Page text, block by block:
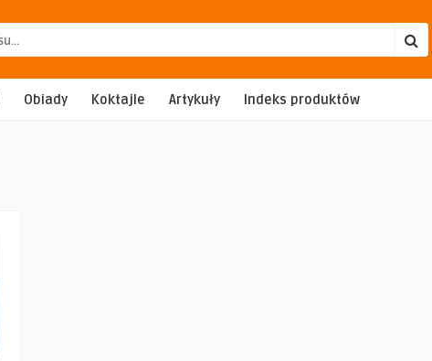
Obiady Koktajle Artykuły Indeks produktów